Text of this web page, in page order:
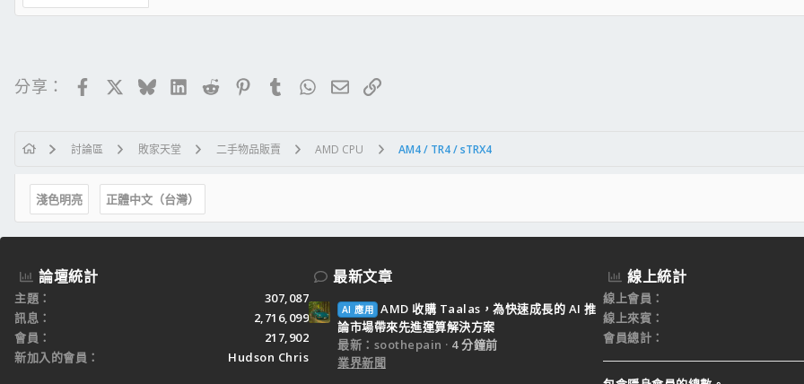
分享： FacebookBlueskyLinkedIn
RedditPinterestTumblrWhatsApp
電子郵件
連結
討論區 敗家天堂 二手物品販賣 AMD CPU AM4 / TR4 / sTRX4
淺色明亮 正體中文（台灣）
論壇統計
主題
307,087
訊息
2,716,099
會員
217,902
新加入的會員
Hudson Chris
最新文章
AI 應用 AMD 收購 Taalas，為快速成長的 AI 推
論市場帶來先進運算解決方案
最新：soothepain
4 分鐘前
業界新聞
線上統計
線上會員
線上來賓
會員總計